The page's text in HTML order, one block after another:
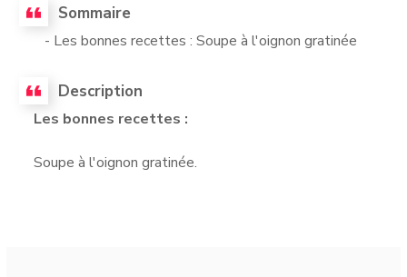
Sommaire
- Les bonnes recettes : Soupe à l'oignon gratinée
Description
Les bonnes recettes :
Soupe à l'oignon gratinée.